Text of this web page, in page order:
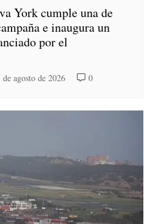
York cumple una de
e inaugura un
por el
de agosto de 2026 0